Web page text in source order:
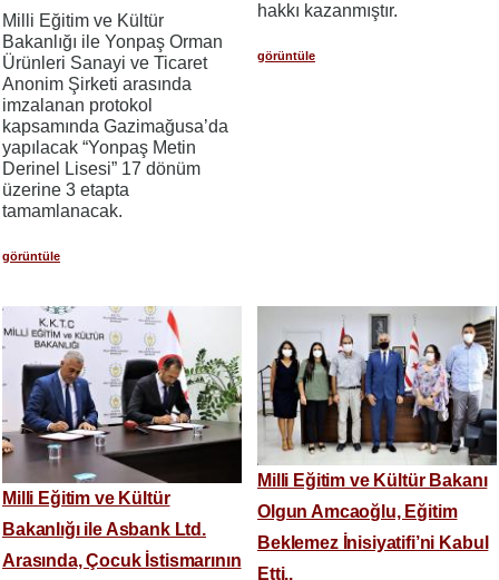
Milli Eğitim ve Kültür
Bakanlığı ile Yonpaş Orman
Ürünleri Sanayi ve Ticaret
Anonim Şirketi arasında
imzalanan protokol
kapsamında Gazimağusa’da
yapılacak “Yonpaş Metin
Derinel Lisesi” 17 dönüm
üzerine 3 etapta
tamamlanacak.
görüntüle
hakkı kazanmıştır.
görüntüle
Milli Eğitim ve Kültür
Bakanlığı ile Asbank Ltd.
Arasında, Çocuk İstismarının
Milli Eğitim ve Kültür Bakanı
Olgun Amcaoğlu, Eğitim
Beklemez İnisiyatifi’ni Kabul
Etti..